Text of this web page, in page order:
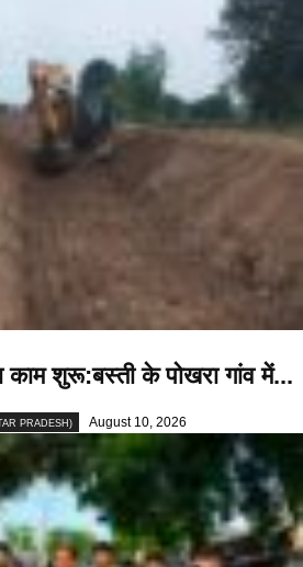
काम शुरू:बस्ती के पोखरा गांव में...
PRADESH) August 10, 2026